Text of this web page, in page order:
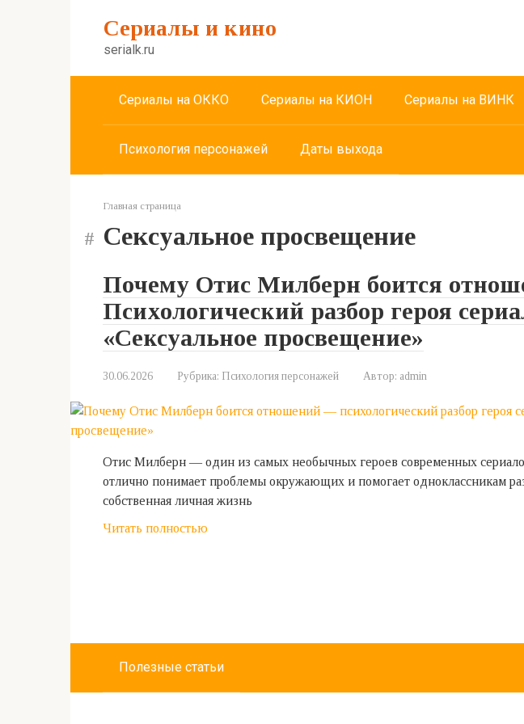
Сериалы и кино
serialk.ru
Сериалы на ОККО Сериалы на КИОН Сериалы на ВИНК
Психология персонажей Даты выхода
Главная страница
Сексуальное просвещение
Почему Отис Милберн боится
Психологический разбор героя
«Сексуальное просвещение»
30.06.2026 Рубрика: Психология персонажей Автор: admin
Отис Милберн — один из самых необычных героев современных
отлично понимает проблемы окружающих и помогает одноклассникам
собственная личная жизнь
Читать полностью
Полезные статьи